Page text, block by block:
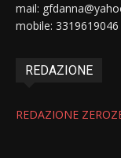
mail:
mobile: 3319619046
REDAZIONE
REDAZIONE